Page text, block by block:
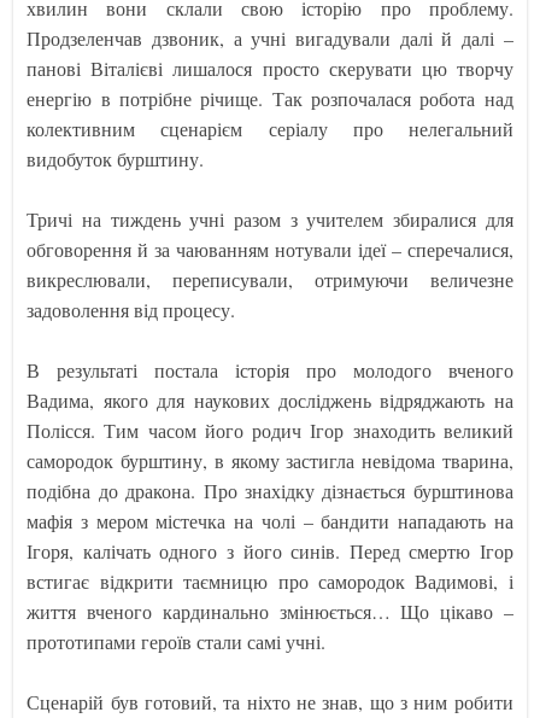
хвилин вони склали свою історію про проблему.
Продзеленчав дзвоник, а учні вигадували далі й далі –
панові Віталієві лишалося просто скерувати цю творчу
енергію в потрібне річище. Так розпочалася робота над
колективним сценарієм серіалу про нелегальний
видобуток бурштину.
Тричі на тиждень учні разом з учителем збиралися для
обговорення й за чаюванням нотували ідеї – сперечалися,
викреслювали, переписували, отримуючи величезне
задоволення від процесу.
В результаті постала історія про молодого вченого
Вадима, якого для наукових досліджень відряджають на
Полісся. Тим часом його родич Ігор знаходить великий
самородок бурштину, в якому застигла невідома тварина,
подібна до дракона. Про знахідку дізнається бурштинова
мафія з мером містечка на чолі – бандити нападають на
Ігоря, калічать одного з його синів. Перед смертю Ігор
встигає відкрити таємницю про самородок Вадимові, і
життя вченого кардинально змінюється… Що цікаво –
прототипами героїв стали самі учні.
Сценарій був готовий, та ніхто не знав, що з ним робити